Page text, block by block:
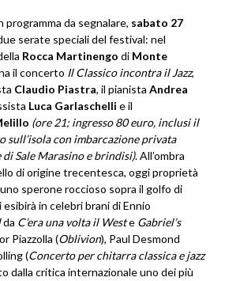
programma da segnalare, sabato 27
serate speciali del festival: nel
Rocca Martinengo di Monte
il concerto Il Classico incontra il Jazz,
Claudio Piastra, il pianista Andrea
Luca Garlaschelli e il
(ore 21; ingresso 80 euro, inclusiil
sull’isola con imbarcazione privata
Sale Marasinoe brindisi). All’ombra
di origine trecentesca, oggi proprietà
sperone roccioso sopra il golfo di
in celebri brani di Ennio
da C’era una volta il Weste Gabriel’s
Piazzolla (Oblivion), Paul Desmond
(Concerto per chitarra classica e jazz
dalla critica internazionale uno dei più